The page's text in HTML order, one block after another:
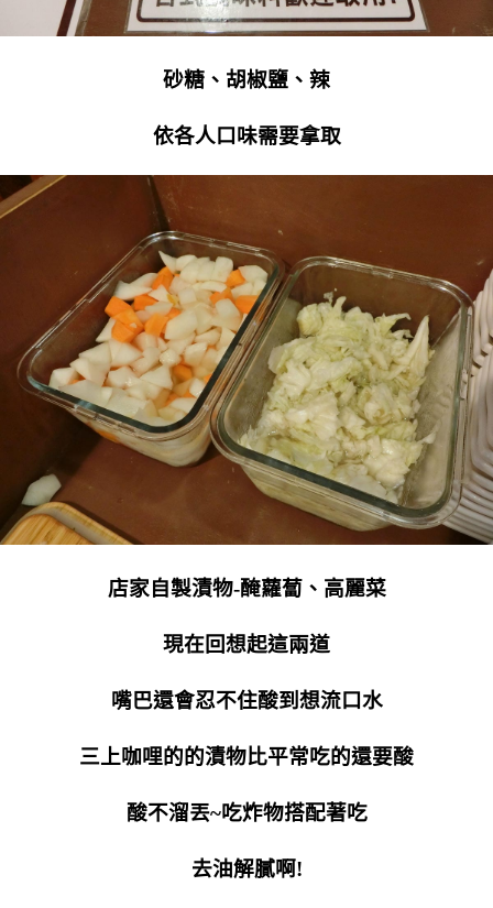
砂糖、胡椒鹽、辣
依各人口味需要拿取
店家自製漬物-醃蘿蔔、高麗菜
現在回想起這兩道
嘴巴還會忍不住酸到想流口水
三上咖哩的的漬物比平常吃的還要酸
酸不溜丟~吃炸物搭配著吃
去油解膩啊!